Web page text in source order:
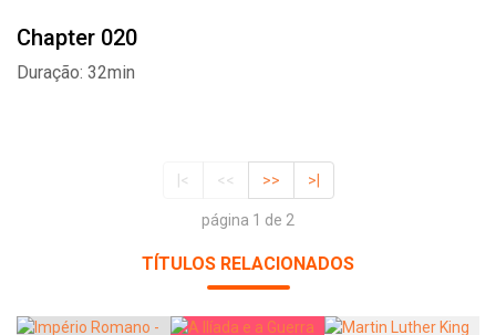
Chapter 020
Duração: 32min
|< << >> >|
página 1 de 2
TÍTULOS RELACIONADOS